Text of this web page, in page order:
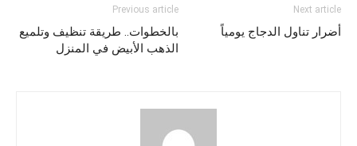
Previous article
بالخطوات.. طريقة تنظيف وتلميع
الذهب الأبيض في المنزل
Next article
أضرار تناول الدجاج يومياً